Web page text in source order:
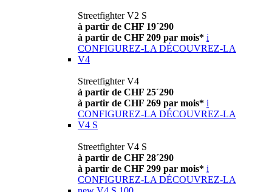
Streetfighter V2 S
à partir de CHF 19´290
à partir de CHF 209 par mois* i
CONFIGUREZ-LA DÉCOUVREZ-LA
V4
Streetfighter V4
à partir de CHF 25´290
à partir de CHF 269 par mois* i
CONFIGUREZ-LA DÉCOUVREZ-LA
V4 S
Streetfighter V4 S
à partir de CHF 28´290
à partir de CHF 299 par mois* i
CONFIGUREZ-LA DÉCOUVREZ-LA